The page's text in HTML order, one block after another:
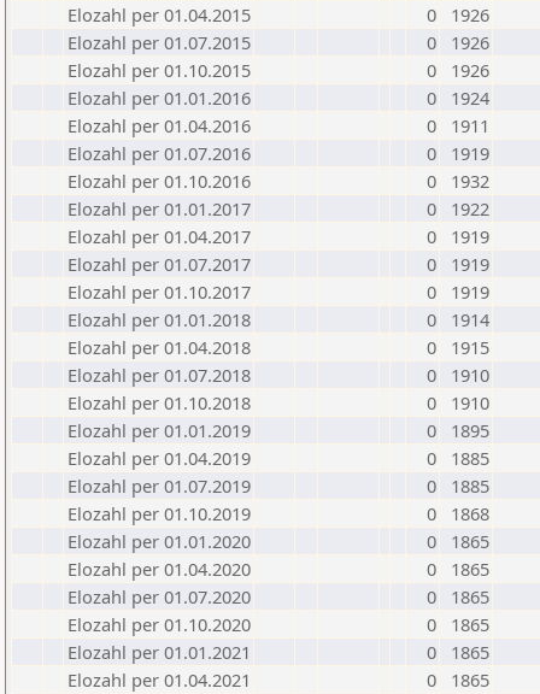
Elozahl per 01.04.2015
0
1926
Elozahl per 01.07.2015
0
1926
Elozahl per 01.10.2015
0
1926
Elozahl per 01.01.2016
0
1924
Elozahl per 01.04.2016
0
1911
Elozahl per 01.07.2016
0
1919
Elozahl per 01.10.2016
0
1932
Elozahl per 01.01.2017
0
1922
Elozahl per 01.04.2017
0
1919
Elozahl per 01.07.2017
0
1919
Elozahl per 01.10.2017
0
1919
Elozahl per 01.01.2018
0
1914
Elozahl per 01.04.2018
0
1915
Elozahl per 01.07.2018
0
1910
Elozahl per 01.10.2018
0
1910
Elozahl per 01.01.2019
0
1895
Elozahl per 01.04.2019
0
1885
Elozahl per 01.07.2019
0
1885
Elozahl per 01.10.2019
0
1868
Elozahl per 01.01.2020
0
1865
Elozahl per 01.04.2020
0
1865
Elozahl per 01.07.2020
0
1865
Elozahl per 01.10.2020
0
1865
Elozahl per 01.01.2021
0
1865
Elozahl per 01.04.2021
0
1865